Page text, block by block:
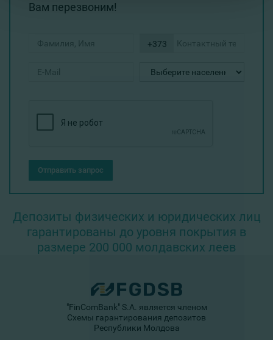
Вам перезвоним!
+373
Отправить запрос
Депозиты физических и юридических лиц
гарантированы до уровня покрытия в
размере 200 000 молдавских леев
"FinComBank" S.A. является членом
Схемы гарантирования депозитов
Республики Молдова